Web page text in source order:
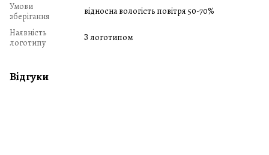
Умови
зберігання
відносна вологість повітря 50-70%
Наявність
логотипу
З логотипом
Відгуки